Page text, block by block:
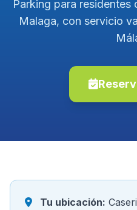
Parking para residentes
Malaga, con servicio
Tu ubicación: